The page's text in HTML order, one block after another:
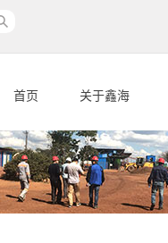
首页 关于鑫海